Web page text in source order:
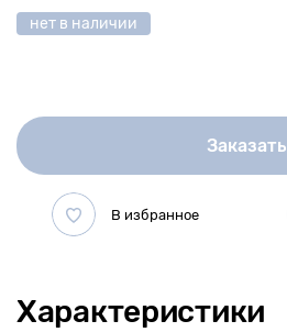
нет в наличии
Заказать
Характеристики